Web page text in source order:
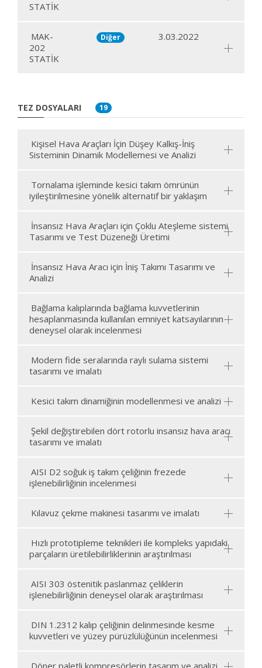
STATİK
MAK-
202
STATİK
Diğer 3.03.2022
TEZ DOSYALARI 19
Kişisel Hava Araçları İçin Düşey Kalkış-İniş
Sisteminin Dinamik Modellemesi ve Analizi
Tornalama işleminde kesici takım ömrünün
iyileştirilmesine yönelik alternatif bir yaklaşım
İnsansız Hava Araçları için Çoklu Ateşleme sistemi
Tasarımı ve Test Düzeneği Üretimi
İnsansız Hava Aracı için İniş Takımı Tasarımı ve
Analizi
Bağlama kalıplarında bağlama kuvvetlerinin
hesaplanmasında kullanılan emniyet katsayılarının
deneysel olarak incelenmesi
Modern fide seralarında raylı sulama sistemi
tasarımı ve imalatı
Kesici takım dinamiğinin modellenmesi ve analizi
Şekil değiştirebilen dört rotorlu insansız hava aracı
tasarımı ve imalatı
AISI D2 soğuk iş takım çeliğinin frezede
işlenebilirliğinin incelenmesi
Kılavuz çekme makinesi tasarımı ve imalatı
Hızlı prototipleme teknikleri ile kompleks yapıdaki
parçaların üretilebilirliklerinin araştırılması
AISI 303 östenitik paslanmaz çeliklerin
işlenebilirliğinin deneysel olarak araştırılması
DIN 1.2312 kalıp çeliğinin delinmesinde kesme
kuvvetleri ve yüzey pürüzlülüğünün incelenmesi
Döner paletli kompresörlerin tasarım ve analizi